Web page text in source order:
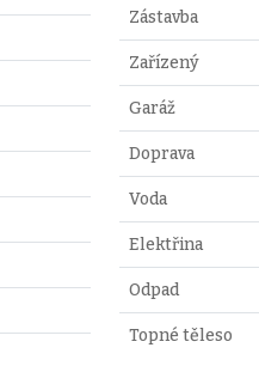
Zástavba
Zařízený
Garáž
Doprava
Voda
Elektřina
Odpad
Topné těleso